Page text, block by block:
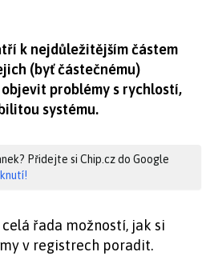
k nejdůležitějším částem
(byť částečnému)
objevit problémy s rychlostí,
systému.
Přidejte si Chip.cz do Google
řada možností, jak si
v registrech poradit.